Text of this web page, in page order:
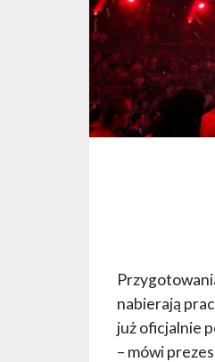
nabierają
już oficjalnie
– mówi